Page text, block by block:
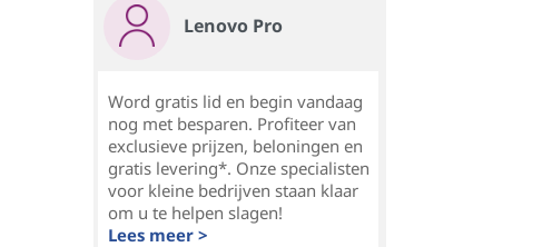
Lenovo Pro
Word gratis lid en begin vandaag
nog met besparen. Profiteer van
exclusieve prijzen, beloningen en
gratis levering*. Onze specialisten
voor kleine bedrijven staan klaar
om u te helpen slagen!
Lees meer >